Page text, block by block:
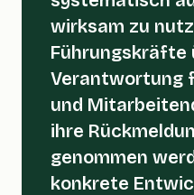
wirksam zu
Führungskräfte
Verantwortung
und
ihre
genommen
konkrete